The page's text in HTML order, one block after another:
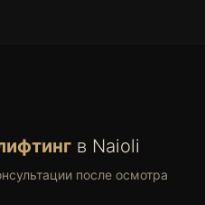
в Naioli
после осмотра